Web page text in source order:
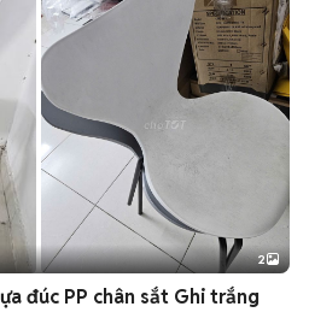
2
đúc PP chân sắt Ghi trắng